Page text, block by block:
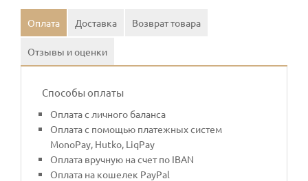
Оплата Доставка Возврат товара
Отзывы и оценки
Способы оплаты
Оплата с личного баланса
Оплата с помощью платежных систем
MonoPay, Hutko, LiqPay
Оплата вручную на счет по IBAN
Оплата на кошелек PayPal